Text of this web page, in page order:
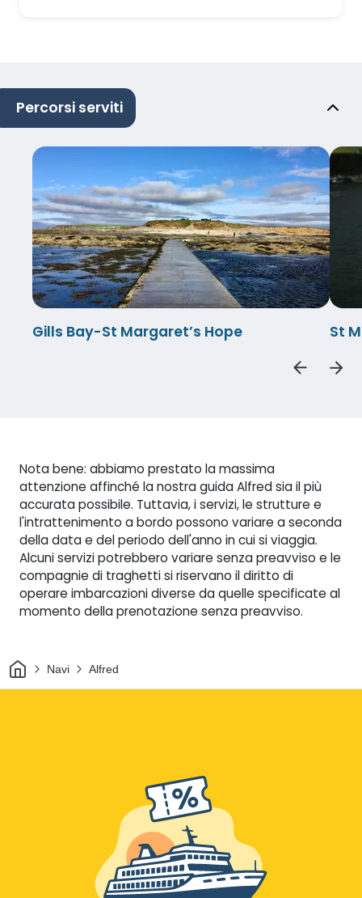
Percorsi serviti
Gills Bay-St Margaret’s Hope St
Nota bene: abbiamo prestato la massima
attenzione affinché la nostra guida Alfred sia il più
accurata possibile. Tuttavia, i servizi, le strutture e
l'intrattenimento a bordo possono variare a seconda
della data e del periodo dell'anno in cui si viaggia.
Alcuni servizi potrebbero variare senza preavviso e le
compagnie di traghetti si riservano il diritto di
operare imbarcazioni diverse da quelle specificate al
momento della prenotazione senza preavviso.
CasaNavi Alfred